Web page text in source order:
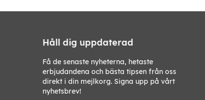
Håll dig uppdaterad
Få de senaste nyheterna, hetaste
erbjudandena och bästa tipsen från oss
direkt i din mejlkorg. Signa upp på vårt
nyhetsbrev!